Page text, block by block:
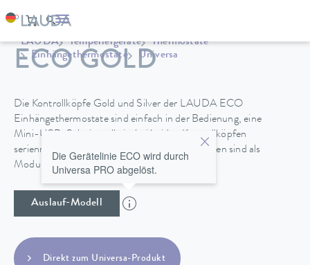
LAUDA Temperiergeräte
Thermostate
Einhängethermostate
Universa
ECO GOLD
Die Kontrollköpfe Gold und Silver der LAUDA ECO
Einhängethermostate sind einfach in der Bedienung, eine
Mini-USB-Schnittstelle ist bei beiden Kontrollköpfen
serienmäßig enthalten. Zusätzliche Schnittstellen sind als
Module erhältlich.
Auslauf-Modell
Die Gerätelinie ECO wird durch
Universa PRO abgelöst.
Direkt zum Universa-Produkt